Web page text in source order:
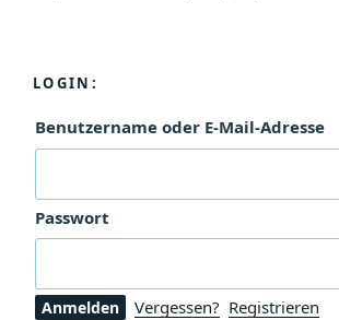
LOGIN:
Benutzername oder E-Mail-Adresse
Passwort
Vergessen? Registrieren